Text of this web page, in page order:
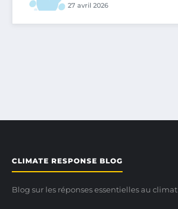
27 avril 2026
CLIMATE RESPONSE BLOG
Blog sur les réponses essentielles au climat